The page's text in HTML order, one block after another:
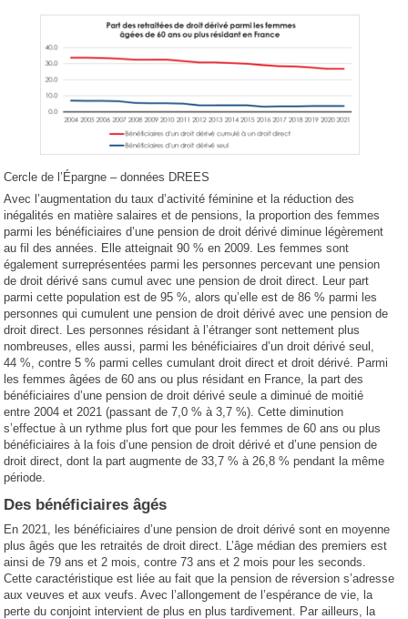
Cercle de l’Épargne – données DREES
Avec l’augmentation du taux d’activité féminine et la réduction des
inégalités en matière salaires et de pensions, la proportion des femmes
parmi les bénéficiaires d’une pension de droit dérivé diminue légèrement
au fil des années. Elle atteignait 90 % en 2009. Les femmes sont
également surreprésentées parmi les personnes percevant une pension
de droit dérivé sans cumul avec une pension de droit direct. Leur part
parmi cette population est de 95 %, alors qu’elle est de 86 % parmi les
personnes qui cumulent une pension de droit dérivé avec une pension de
droit direct. Les personnes résidant à l’étranger sont nettement plus
nombreuses, elles aussi, parmi les bénéficiaires d’un droit dérivé seul,
44 %, contre 5 % parmi celles cumulant droit direct et droit dérivé. Parmi
les femmes âgées de 60 ans ou plus résidant en France, la part des
bénéficiaires d’une pension de droit dérivé seule a diminué de moitié
entre 2004 et 2021 (passant de 7,0 % à 3,7 %). Cette diminution
s’effectue à un rythme plus fort que pour les femmes de 60 ans ou plus
bénéficiaires à la fois d’une pension de droit dérivé et d’une pension de
droit direct, dont la part augmente de 33,7 % à 26,8 % pendant la même
période.
Des bénéficiaires âgés
En 2021, les bénéficiaires d’une pension de droit dérivé sont en moyenne
plus âgés que les retraités de droit direct. L’âge médian des premiers est
ainsi de 79 ans et 2 mois, contre 73 ans et 2 mois pour les seconds.
Cette caractéristique est liée au fait que la pension de réversion s’adresse
aux veuves et aux veufs. Avec l’allongement de l’espérance de vie, la
perte du conjoint intervient de plus en plus tardivement. Par ailleurs, la